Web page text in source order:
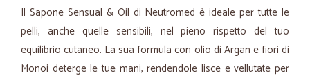
Il Sapone Sensual & Oil di Neutromed è ideale per tutte le
pelli, anche quelle sensibili, nel pieno rispetto del tuo
equilibrio cutaneo. La sua formula con olio di Argan e fiori di
Monoi deterge le tue mani, rendendole lisce e vellutate per